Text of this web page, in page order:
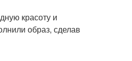
красоту и
образ, сделав